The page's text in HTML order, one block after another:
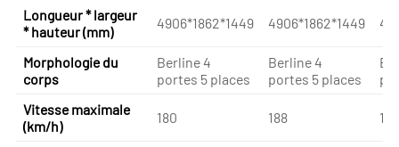
Longueur * largeur
* hauteur (mm)
4906*1862*1449 4906*1862*1449
Morphologie du
corps
Berline 4
portes 5 places
Berline 4
portes 5 places
Vitesse maximale
(km/h)
180 188 188